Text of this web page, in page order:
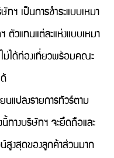
เป็นการชำระแบบเหมา
ตัวแทนแต่ละแห่งแบบเหมา
ม่ได้ท่องเที่ยวพร้อมคณะ
ปลงรายการทัวร์ตาม
ทางบริษัทฯ จะยึดถือและ
สูงสุดของลูกค้าส่วนมาก